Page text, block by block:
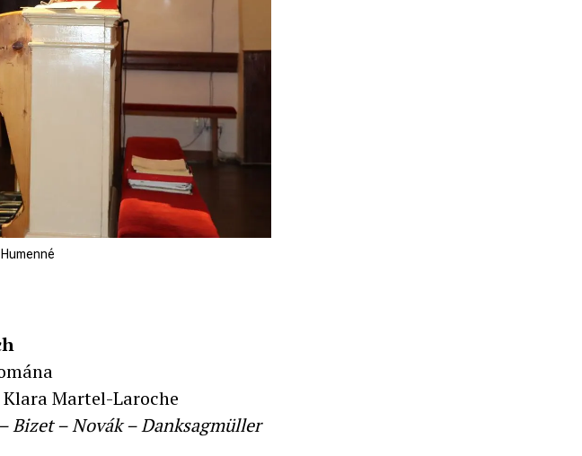
Martel-Laroche
Bizet – Novák – Danksagmüller